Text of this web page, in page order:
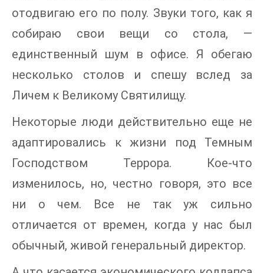
отодвигаю его по полу. Звуки того, как я
собираю свои вещи со стола, —
единственный шум в офисе. Я обегаю
несколько столов и спешу вслед за
Личем к Великому Святилищу.
Некоторые люди действительно еще не
адаптировались к жизни под Темным
Господством Террора. Кое-что
изменилось, но, честно говоря, это все
ни о чем. Все не так уж сильно
отличается от времен, когда у нас был
обычный, живой генеральный директор.